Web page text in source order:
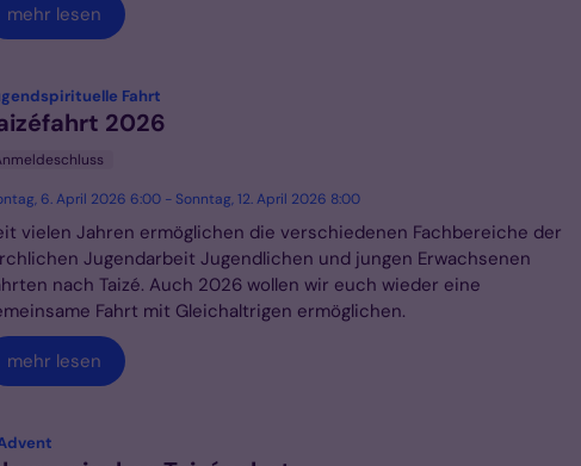
mehr lesen
Fahrt
2026
6. April 2026 6:00 - Sonntag, 12. April 2026 8:00
vielen Jahren ermöglichen die verschiedenen Fachbereiche der
Jugendarbeit Jugendlichen und jungen Erwachsenen
nach Taizé. Auch 2026 wollen wir euch wieder eine
Fahrt mit Gleichaltrigen ermöglichen.
mehr lesen